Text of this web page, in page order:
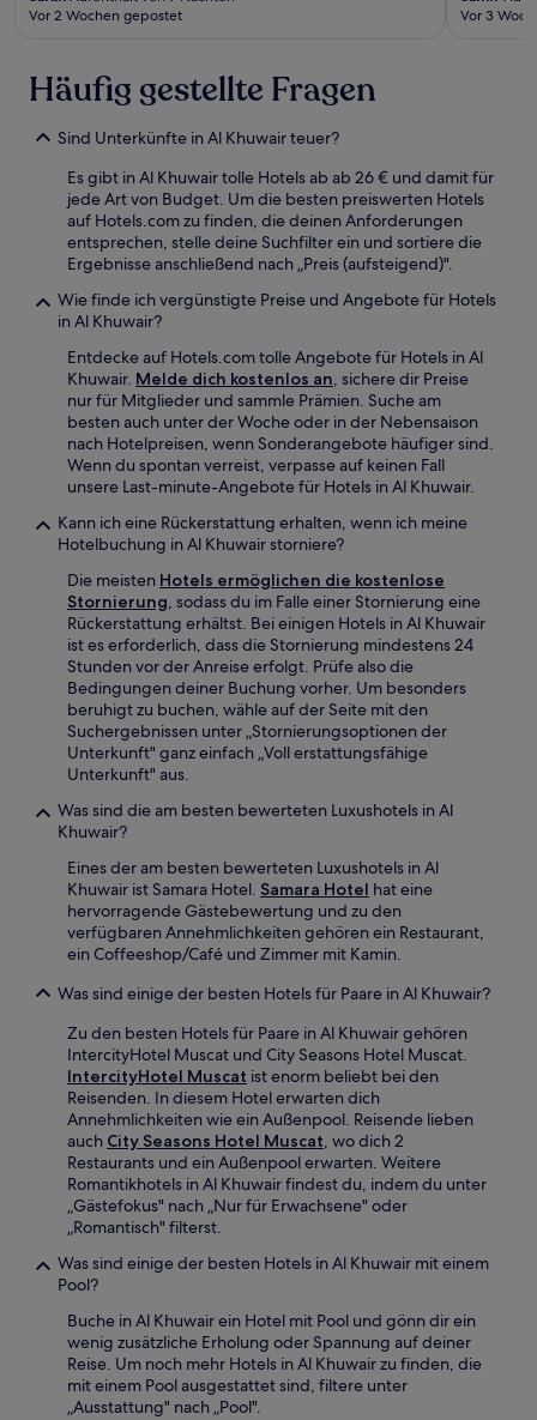
Vor 2 Wochen gepostet
Vor 3
Häufig gestellte Fragen
Sind Unterkünfte in Al Khuwair teuer?
Es gibt in Al Khuwair tolle Hotels ab ab 26 € und damit für
jede Art von Budget. Um die besten preiswerten Hotels
auf Hotels.com zu finden, die deinen Anforderungen
entsprechen, stelle deine Suchfilter ein und sortiere die
Ergebnisse anschließend nach „Preis (aufsteigend)".
Wie finde ich vergünstigte Preise und Angebote für Hotels
in Al Khuwair?
Entdecke auf Hotels.com tolle Angebote für Hotels in Al
Khuwair. Melde dich kostenlos an, sichere dir Preise
nur für Mitglieder und sammle Prämien. Suche am
besten auch unter der Woche oder in der Nebensaison
nach Hotelpreisen, wenn Sonderangebote häufiger sind.
Wenn du spontan verreist, verpasse auf keinen Fall
unsere Last-minute-Angebote für Hotels in Al Khuwair.
Kann ich eine Rückerstattung erhalten, wenn ich meine
Hotelbuchung in Al Khuwair storniere?
Die meisten Hotels ermöglichen die kostenlose
Stornierung, sodass du im Falle einer Stornierung eine
Rückerstattung erhältst. Bei einigen Hotels in Al Khuwair
ist es erforderlich, dass die Stornierung mindestens 24
Stunden vor der Anreise erfolgt. Prüfe also die
Bedingungen deiner Buchung vorher. Um besonders
beruhigt zu buchen, wähle auf der Seite mit den
Suchergebnissen unter „Stornierungsoptionen der
Unterkunft" ganz einfach „Voll erstattungsfähige
Unterkunft" aus.
Was sind die am besten bewerteten Luxushotels in Al
Khuwair?
Eines der am besten bewerteten Luxushotels in Al
Khuwair ist Samara Hotel. Samara Hotel hat eine
hervorragende Gästebewertung und zu den
verfügbaren Annehmlichkeiten gehören ein Restaurant,
ein Coffeeshop/Café und Zimmer mit Kamin.
Was sind einige der besten Hotels für Paare in Al Khuwair?
Zu den besten Hotels für Paare in Al Khuwair gehören
IntercityHotel Muscat und City Seasons Hotel Muscat.
IntercityHotel Muscat ist enorm beliebt bei den
Reisenden. In diesem Hotel erwarten dich
Annehmlichkeiten wie ein Außenpool. Reisende lieben
auch City Seasons Hotel Muscat, wo dich 2
Restaurants und ein Außenpool erwarten. Weitere
Romantikhotels in Al Khuwair findest du, indem du unter
„Gästefokus" nach „Nur für Erwachsene" oder
„Romantisch" filterst.
Was sind einige der besten Hotels in Al Khuwair mit einem
Pool?
Buche in Al Khuwair ein Hotel mit Pool und gönn dir ein
wenig zusätzliche Erholung oder Spannung auf deiner
Reise. Um noch mehr Hotels in Al Khuwair zu finden, die
mit einem Pool ausgestattet sind, filtere unter
„Ausstattung" nach „Pool".